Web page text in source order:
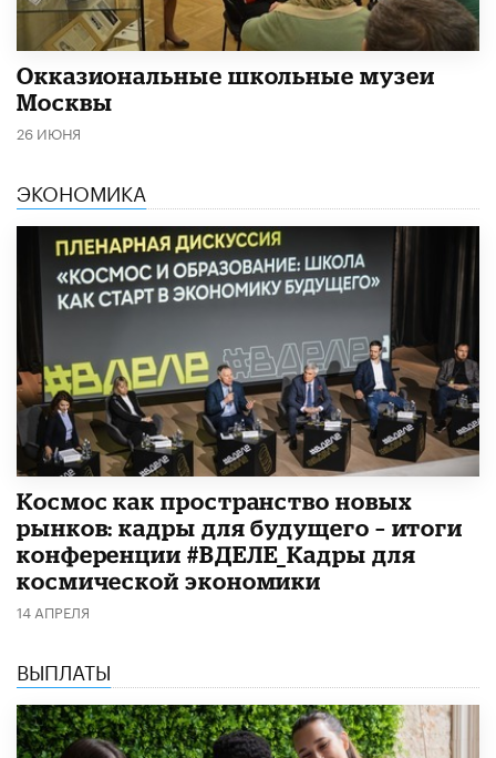
​Окказиональные школьные музеи
Москвы
26 ИЮНЯ
ЭКОНОМИКА
Космос как пространство новых
рынков: кадры для будущего – итоги
конференции #ВДЕЛЕ_Кадры для
космической экономики
14 АПРЕЛЯ
ВЫПЛАТЫ